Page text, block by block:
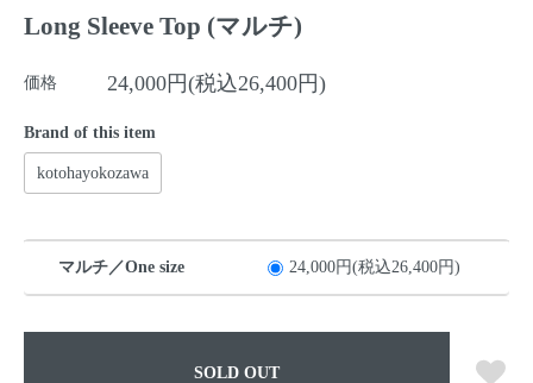
Long Sleeve Top (マルチ)
価格 24,000円(税込26,400円)
Brand of this item
kotohayokozawa
マルチ／One size 24,000円(税込26,400円)
SOLD OUT